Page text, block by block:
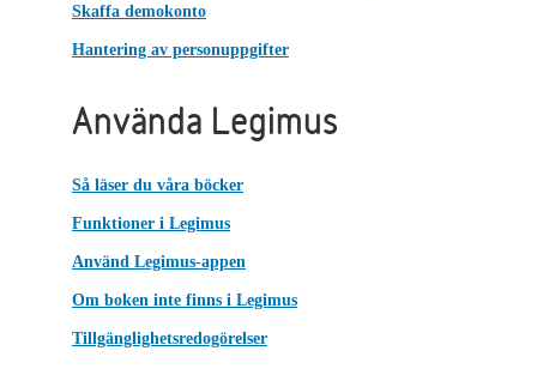
Skaffa demokonto
Hantering av personuppgifter
Använda Legimus
Så läser du våra böcker
Funktioner i Legimus
Använd Legimus-appen
Om boken inte finns i Legimus
Tillgänglighetsredogörelser